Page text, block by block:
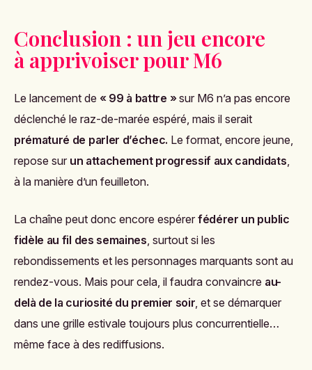
Conclusion : un jeu encore
à apprivoiser pour M6
Le lancement de « 99 à battre »sur M6 n’a pas encore
déclenché le raz-de-marée espéré, mais il serait
prématuré de parler d’échec. Le format, encore jeune,
repose sur un attachement progressif aux candidats,
à la manière d’un feuilleton.
La chaîne peut donc encore espérer fédérer un public
fidèle au fil des semaines, surtout si les
rebondissements et les personnages marquants sont au
rendez-vous. Mais pour cela, il faudra convaincre au-
delà de la curiosité du premier soir, et se démarquer
dans une grille estivale toujours plus concurrentielle…
même face à des rediffusions.